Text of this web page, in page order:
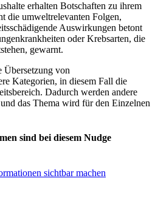
erhalten Botschaften zu ihrem
die umweltrelevanten Folgen,
Auswirkungen betont
oder Krebsarten, die
gewarnt.
von
Kategorien, in diesem Fall die
Dadurch werden andere
das Thema wird für den Einzelnen
sind bei diesem Nudge
sichtbar machen